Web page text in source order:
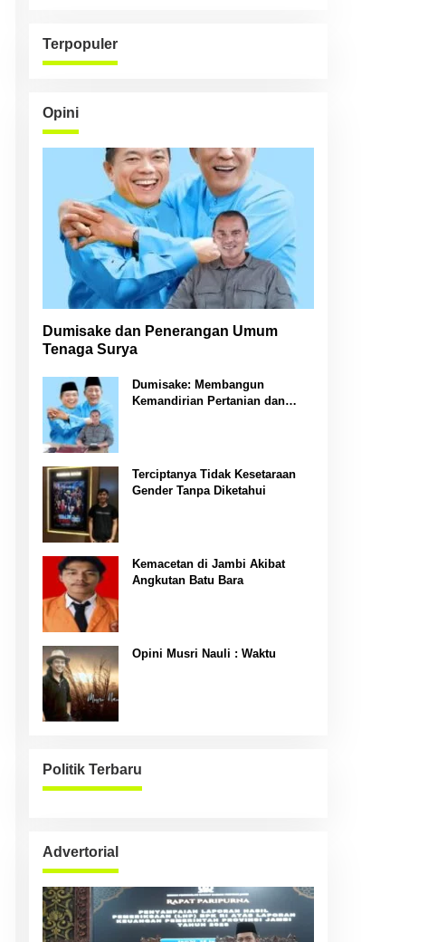
Terpopuler
Opini
Dumisake dan Penerangan Umum
Tenaga Surya
Dumisake: Membangun
Kemandirian Pertanian dan
Terciptanya Tidak Kesetaraan
Gender Tanpa Diketahui
Kemacetan di Jambi Akibat
Angkutan Batu Bara
Opini Musri Nauli : Waktu
Politik Terbaru
Advertorial